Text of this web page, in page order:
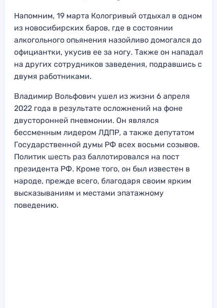
Напомним, 19 марта Кологривый отдыхал в одном
из новосибирских баров, где в состоянии
алкогольного опьянения назойливо домогался до
официантки, укусив ее за ногу. Также он нападал
на других сотрудников заведения, подравшись с
двумя работниками.
Владимир Вольфович ушел из жизни 6 апреля
2022 года в результате осложнений на фоне
двусторонней пневмонии. Он являлся
бессменным лидером ЛДПР, а также депутатом
Государственной думы РФ всех восьми созывов.
Политик шесть раз баллотировался на пост
президента РФ. Кроме того, он был известен в
народе, прежде всего, благодаря своим ярким
высказываниям и местами эпатажному
поведению.